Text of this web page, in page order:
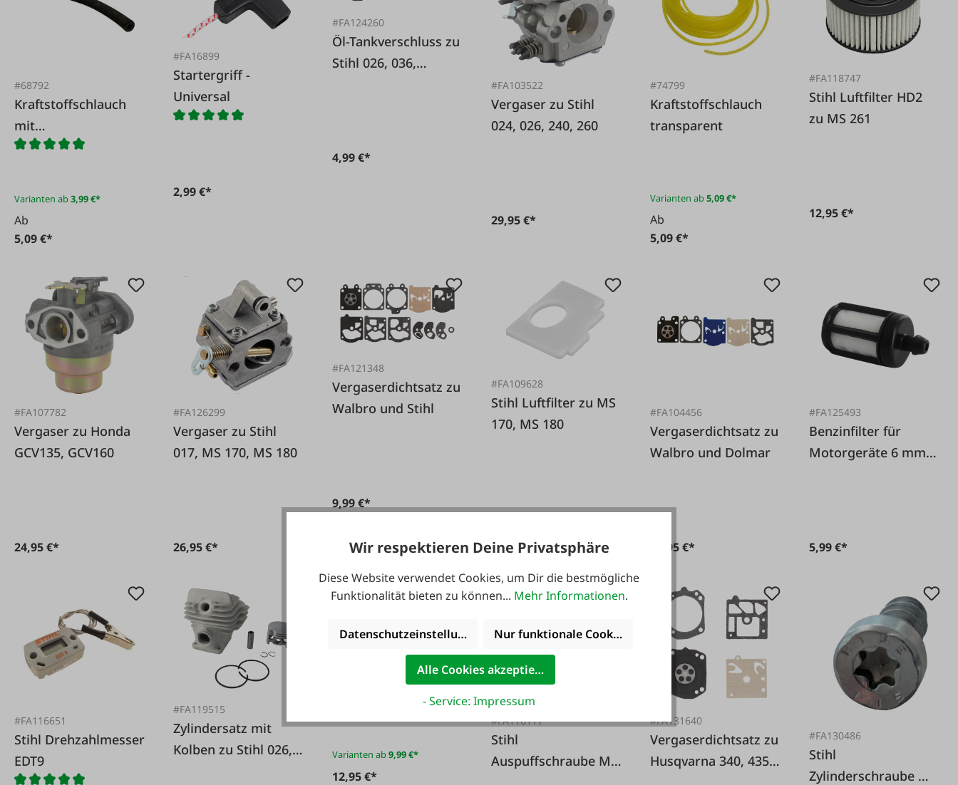
#68792
Kraftstoffschlauch
mit
Textilumflechtung
Varianten ab3,99 €*
Ab
5,09 €*
#FA16899
Startergriff -
Universal
2,99 €*
#FA124260
Öl-Tankverschluss zu
Stihl 026, 036,
4,99 €*
#FA103522
Vergaser zu Stihl
024, 026, 240, 260
29,95 €*
#74799
Kraftstoffschlauch
transparent
Varianten ab5,09 €*
Ab
5,09 €*
#FA118747
Stihl Luftfilter HD2
zu MS 261
12,95 €*
#FA107782
Vergaser zu Honda
GCV135, GCV160
24,95 €*
#FA126299
Vergaser zu Stihl
017, MS 170, MS 180
26,95 €*
#FA121348
Vergaserdichtsatz zu
Walbro und Stihl
9,99 €*
#FA109628
Stihl Luftfilter zu MS
170, MS 180
#FA104456
Vergaserdichtsatz zu
Walbro und Dolmar
11,95 €*
#FA125493
Benzinfilter für
Motorgeräte 6 mm
5,99 €*
#FA116651
Stihl Drehzahlmesser
EDT9
#FA119515
Zylindersatz mit
Kolben zu Stihl 026,
#107377
Kraftstoffschlauch
PRO transparent
Varianten ab9,99 €*
12,95 €*
#FA116117
Stihl
Auspuffschraube M 5
#FA131640
Vergaserdichtsatz zu
Husqvarna 340, 435,
#FA130486
Stihl
Zylinderschraube M
Wir respektieren Deine Privatsphäre
Diese Website verwendet Cookies, um Dir die bestmögliche
Funktionalität bieten zu können... Mehr Informationen.
Datenschutzeinstellungen Nur funktionale Cookies akzeptieren
Alle Cookies akzeptieren
- Service: Impressum